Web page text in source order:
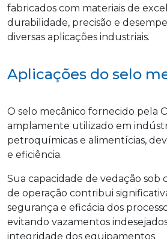
fabricados com materiais de
durabilidade, precisão e
diversas aplicações industriais.
Aplicações do selo
O selo mecânico fornecido pela
amplamente utilizado em
petroquímicas e alimentícias,
e eficiência.
Sua capacidade de vedação sob
de operação contribui
segurança e eficácia dos
evitando vazamentos
integridade dos equipamentos.